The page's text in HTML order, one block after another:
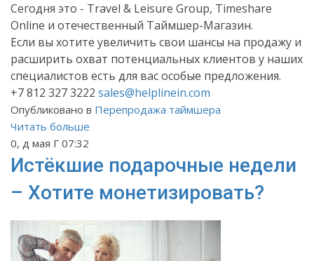
Сегодня это - Travel & Leisure Group, Timeshare
Online и отечественный Таймшер-Магазин.
Если вы хотите увеличить свои шансы на продажу и
расширить охват потенциальных клиентов у наших
специалистов есть для вас особые предложения.
+7 812 327 3222 sales@helplinein.com
Опубликовано в Перепродажа таймшера
Читать больше
0, д мая Г 07:32
Истёкшие подарочные недели
– Хотите монетизировать?